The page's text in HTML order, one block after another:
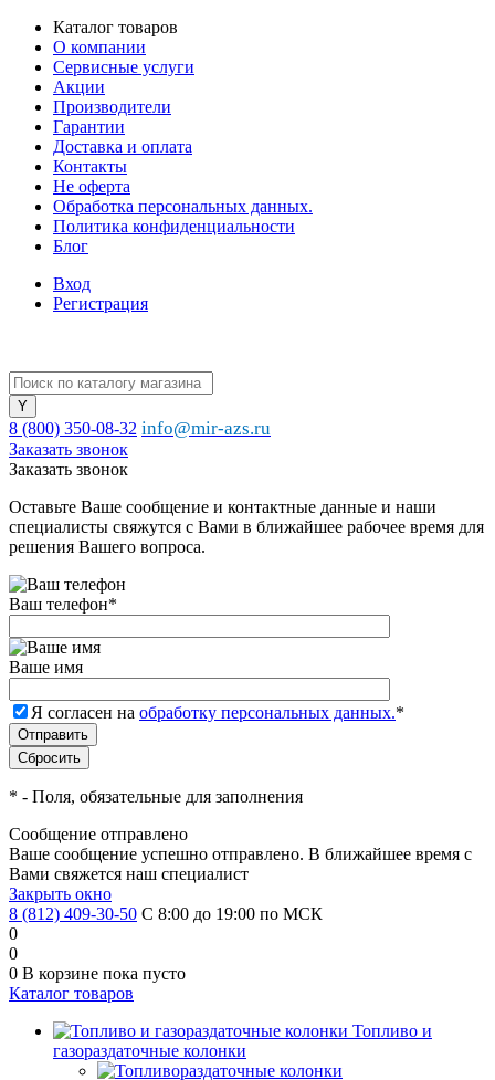
Каталог товаров
О компании
Сервисные услуги
Акции
Производители
Гарантии
Доставка и оплата
Контакты
Не оферта
Обработка персональных данных.
Политика конфиденциальности
Блог
Вход
Регистрация
8 (800) 350-08-32 info@mir-azs.ru
Заказать звонок
Заказать звонок
Оставьте Ваше сообщение и контактные данные и наши
специалисты свяжутся с Вами в ближайшее рабочее время для
решения Вашего вопроса.
Ваш телефон*
Ваше имя
Я согласен на обработку персональных данных.*
* - Поля, обязательные для заполнения
Сообщение отправлено
Ваше сообщение успешно отправлено. В ближайшее время с
Вами свяжется наш специалист
Закрыть окно
8 (812) 409-30-50 С 8:00 до 19:00 по МСК
0
0
0 В корзине пока пусто
Каталог товаров
Топливо и
газораздаточные колонки